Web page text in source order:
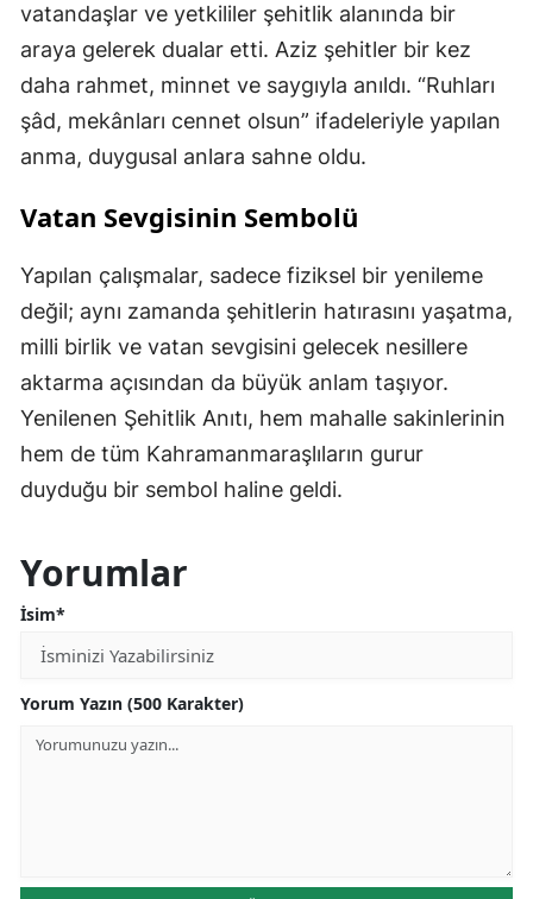
vatandaşlar ve yetkililer şehitlik alanında bir
araya gelerek dualar etti. Aziz şehitler bir kez
daha rahmet, minnet ve saygıyla anıldı. “Ruhları
şâd, mekânları cennet olsun” ifadeleriyle yapılan
anma, duygusal anlara sahne oldu.
Vatan Sevgisinin Sembolü
Yapılan çalışmalar, sadece fiziksel bir yenileme
değil; aynı zamanda şehitlerin hatırasını yaşatma,
milli birlik ve vatan sevgisini gelecek nesillere
aktarma açısından da büyük anlam taşıyor.
Yenilenen Şehitlik Anıtı, hem mahalle sakinlerinin
hem de tüm Kahramanmaraşlıların gurur
duyduğu bir sembol haline geldi.
Yorumlar
İsim*
Yorum Yazın (500 Karakter)